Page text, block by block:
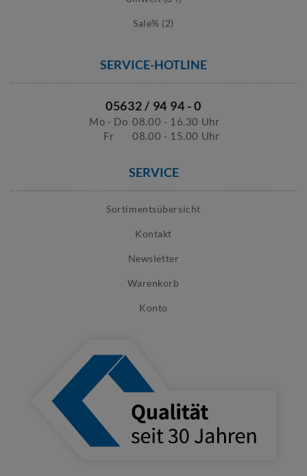
Sale% (2)
SERVICE-HOTLINE
05632 / 94 94 - 0
Mo - Do 08.00 - 16.30 Uhr
Fr
08.00 - 15.00 Uhr
SERVICE
Sortimentsübersicht
Kontakt
Newsletter
Warenkorb
Konto